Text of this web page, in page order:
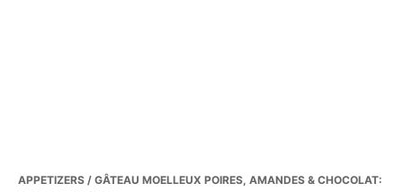
APPETIZERS / GÂTEAU MOELLEUX POIRES, AMANDES & CHOCOLAT: